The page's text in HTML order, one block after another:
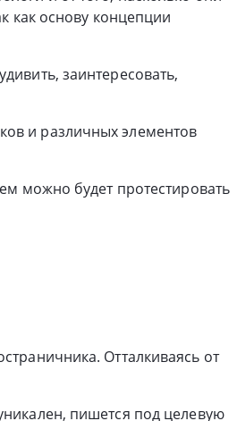
как основу концепции
заинтересовать,
и различных элементов
можно будет протестировать
Отталкиваясь от
пишется под целевую